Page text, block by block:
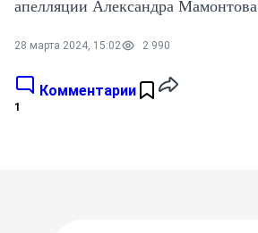
апелляции Александра Мамонтова
28 марта 2024, 15:02 2 990
Комментарии
1